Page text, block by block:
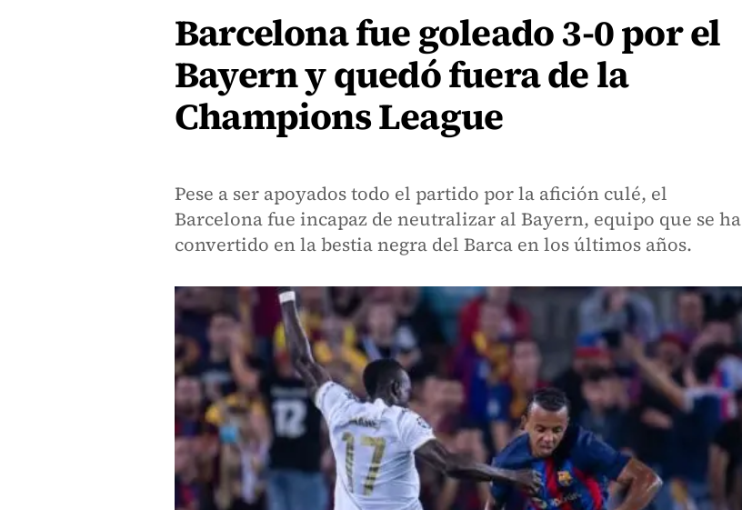
Barcelona fue goleado 3-0 por el
Bayern y quedó fuera de la
Champions League
Pese a ser apoyados todo el partido por la afición culé, el
Barcelona fue incapaz de neutralizar al Bayern, equipo que se ha
convertido en la bestia negra del Barca en los últimos años.